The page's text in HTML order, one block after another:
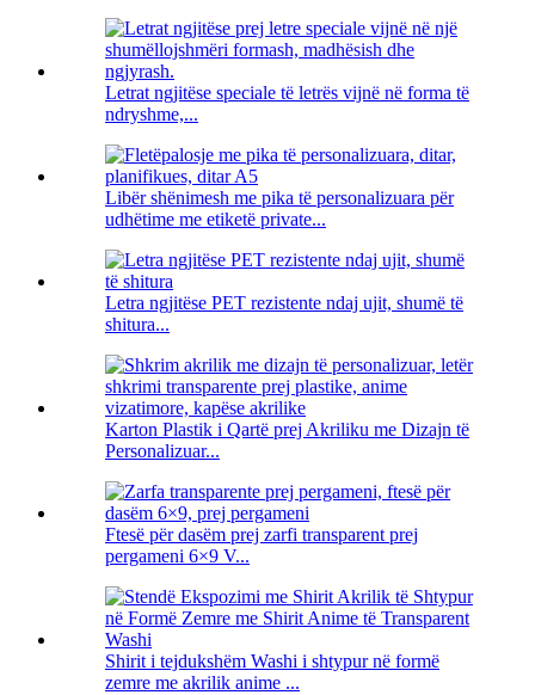
Letrat ngjitëse speciale të letrës vijnë në forma të
ndryshme,...
Libër shënimesh me pika të personalizuara për
udhëtime me etiketë private...
Letra ngjitëse PET rezistente ndaj ujit, shumë të
shitura...
Karton Plastik i Qartë prej Akriliku me Dizajn të
Personalizuar...
Ftesë për dasëm prej zarfi transparent prej
pergameni 6×9 V...
Shirit i tejdukshëm Washi i shtypur në formë
zemre me akrilik anime ...